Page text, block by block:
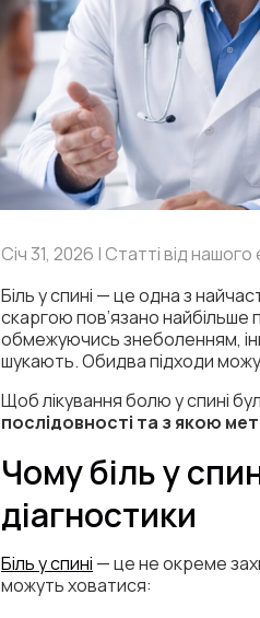
Січ 31, 2026 | Статті від
Біль у спині — це одна з
скаргою пов’язано найбільше
обмежуючись знеболенням,
шукають. Обидва підходи
Щоб лікування болю у спині
послідовності та з якою
Чому біль у
діагностики
Біль у спині — це не окреме
можуть ховатися: